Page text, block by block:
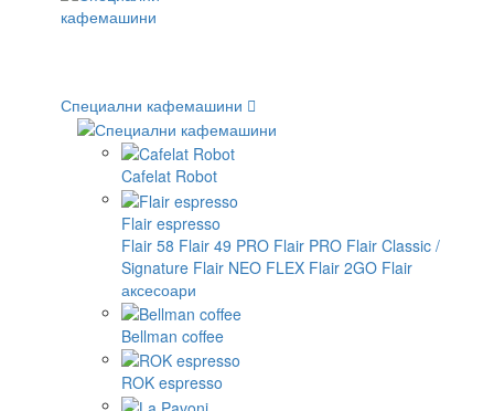
Специални кафемашини
Cafelat Robot
Flair espresso
Flair 58 Flair 49 PRO Flair PRO Flair Classic /
Signature Flair NEO FLEX Flair 2GO Flair
аксесоари
Bellman coffee
ROK espresso